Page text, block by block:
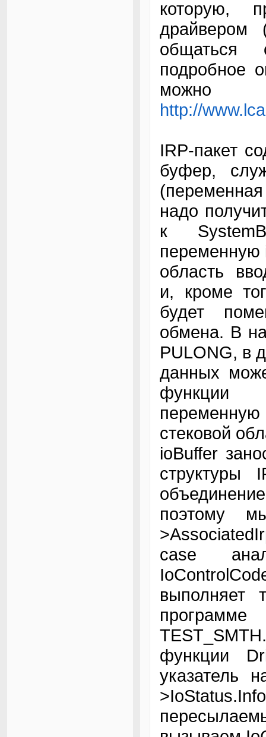
которую,
драйвером
общаться
подробное
http://
IRP-пакет
буфер,
надо
к
переменную
область
и, кроме
будет
обмена. В
PULONG, в
данных
функции
стековой
ioBuffer
структуры
поэтому
case
функции
указатель